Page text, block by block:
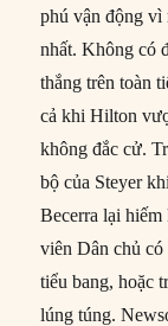
phú vận động
nhất. Không có
thắng trên toàn
cả khi Hilton
không đắc cử.
bộ của Steyer
Becerra lại
viên Dân chủ có
tiểu bang, hoặc
lúng túng.